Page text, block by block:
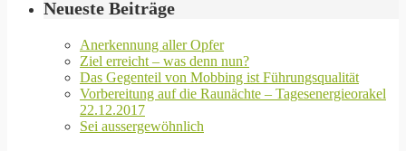
Neueste Beiträge
Anerkennung aller Opfer
Ziel erreicht – was denn nun?
Das Gegenteil von Mobbing ist Führungsqualität
Vorbereitung auf die Raunächte – Tagesenergieorakel
22.12.2017
Sei aussergewöhnlich